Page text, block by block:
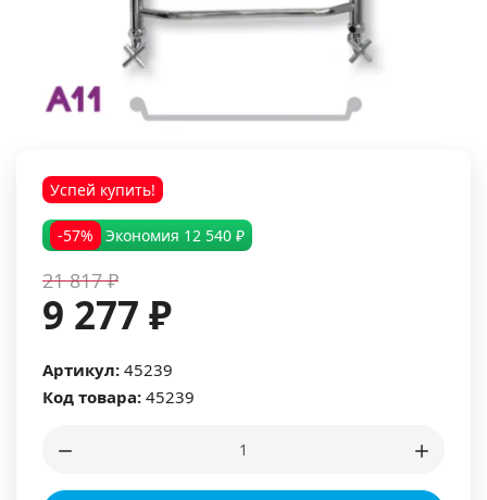
Успей купить!
-57% Экономия 12 540 ₽
21 817 ₽
9 277 ₽
Артикул: 45239
Код товара: 45239